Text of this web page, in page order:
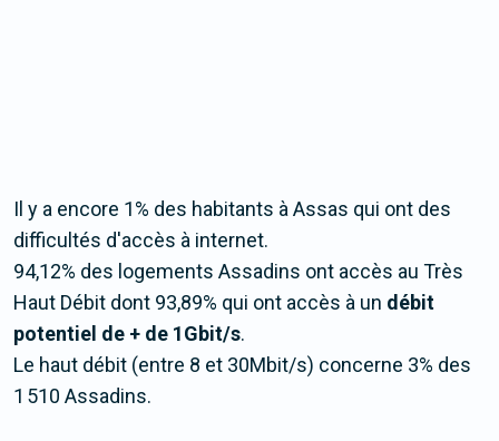
Il y a encore 1% des habitants à Assas qui ont des
difficultés d'accès à internet.
94,12% des logements Assadins ont accès au Très
Haut Débit dont 93,89% qui ont accès à un débit
potentiel de + de 1Gbit/s.
Le haut débit (entre 8 et 30Mbit/s) concerne 3% des
1 510 Assadins.